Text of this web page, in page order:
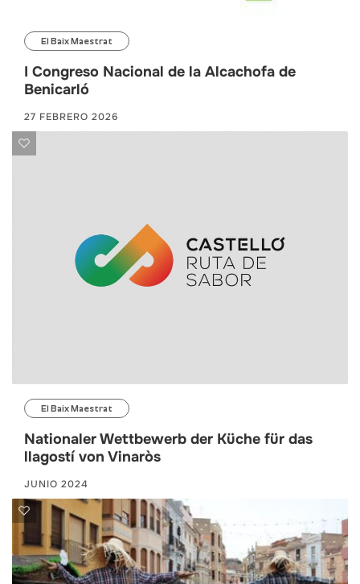
El Baix Maestrat
I Congreso Nacional de la Alcachofa de
Benicarló
27 FEBRERO 2026
El Baix Maestrat
Nationaler Wettbewerb der Küche für das
llagostí von Vinaròs
JUNIO 2024